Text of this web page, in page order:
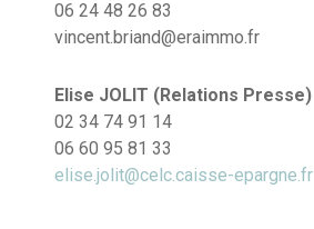
06 24 48 26 83
vincent.briand@eraimmo.fr
Elise JOLIT (Relations Presse)
02 34 74 91 14
06 60 95 81 33
elise.jolit@celc.caisse-epargne.fr